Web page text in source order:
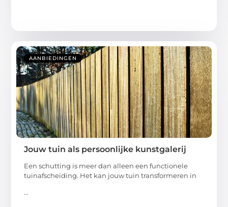
AANBIEDINGEN
Jouw tuin als persoonlijke kunstgalerij
Een schutting is meer dan alleen een functionele
tuinafscheiding. Het kan jouw tuin transformeren in
...